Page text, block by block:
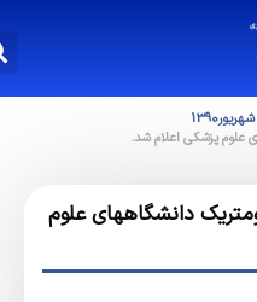
اعلام شد.
دانشگاههای علوم